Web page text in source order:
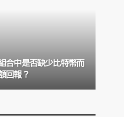
合中是否缺少比特幣而
回報？